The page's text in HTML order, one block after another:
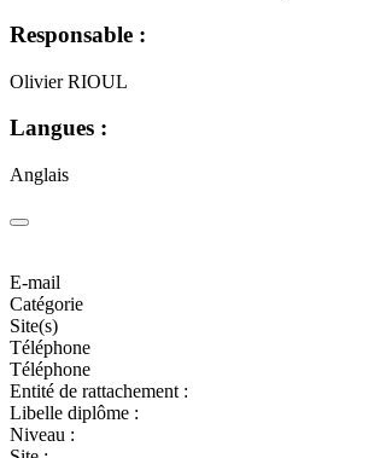
Responsable :
Olivier RIOUL
Langues :
Anglais
E-mail
Catégorie
Site(s)
Téléphone
Téléphone
Entité de rattachement :
Libelle diplôme :
Niveau :